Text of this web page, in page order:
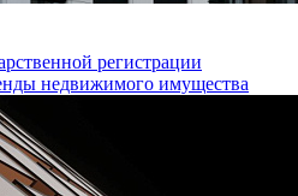
регистрации
недвижимого имущества